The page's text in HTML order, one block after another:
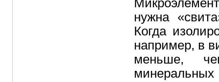
нужна
Когда
например, в
меньше,